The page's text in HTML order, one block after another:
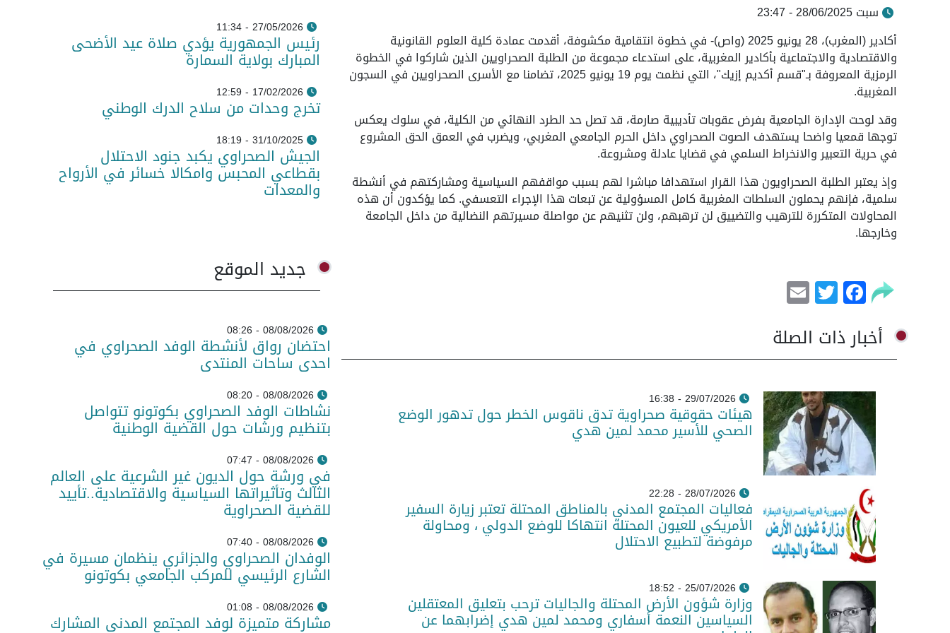
سبت 28/06/2025 - 23:47
أكادير (المغرب)، 28 يونيو 2025 (واص)- في خطوة انتقامية مكشوفة، أقدمت عمادة كلية العلوم القانونية
والاقتصادية والاجتماعية بأكادير المغربية، على استدعاء مجموعة من الطلبة الصحراويين الذين شاركوا في الخطوة
الرمزية المعروفة بـ"قسم أكديم إزيك"، التي نظمت يوم 19 يونيو 2025، تضامنا مع الأسرى الصحراويين في السجون
المغربية.
وقد لوحت الإدارة الجامعية بفرض عقوبات تأديبية صارمة، قد تصل حد الطرد النهائي من الكلية، في سلوك يعكس
توجها قمعيا واضحا يستهدف الصوت الصحراوي داخل الحرم الجامعي المغربي، ويضرب في العمق الحق المشروع
في حرية التعبير والانخراط السلمي في قضايا عادلة ومشروعة.
وإذ يعتبر الطلبة الصحراويون هذا القرار استهدافا مباشرا لهم بسبب مواقفهم السياسية ومشاركتهم في أنشطة
سلمية، فإنهم يحملون السلطات المغربية كامل المسؤولية عن تبعات هذا الإجراء التعسفي. كما يؤكدون أن هذه
المحاولات المتكررة للترهيب والتضييق لن ترهبهم، ولن تثنيهم عن مواصلة مسيرتهم النضالية من داخل الجامعة
وخارجها.
Facebook
Twitter
أخبار ذات الصلة
29/07/2026 - 16:38
هيئات حقوقية صحراوية تدق ناقوس الخطر حول تدهور الوضع
الصحي للأسير محمد لمين هدي
28/07/2026 - 22:28
فعاليات المجتمع المدني بالمناطق المحتلة تعتبر زيارة السفير
الأمريكي للعيون المحتلة انتهاكا للوضع الدولي ، ومحاولة
مرفوضة لتطبيع الاحتلال
25/07/2026 - 18:52
وزارة شؤون الأرض المحتلة والجاليات ترحب بتعليق المعتقلين
السياسين النعمة أسفاري ومحمد لمين هدي إضرابهما عن
27/05/2026 - 11:34
رئيس الجمهورية يؤدي صلاة عيد الأضحى
المبارك بولاية السمارة
17/02/2026 - 12:59
تخرج وحدات من سلاح الدرك الوطني
31/10/2025 - 18:19
الجيش الصحراوي يكبد جنود الاحتلال
بقطاعي المحبس وامكالا خسائر في الأرواح
والمعدات
جديد الموقع
08/08/2026 - 08:26
احتضان رواق لأنشطة الوفد الصحراوي في
احدى ساحات المنتدى
08/08/2026 - 08:20
نشاطات الوفد الصحراوي بكوتونو تتواصل
بتنظيم ورشات حول القضية الوطنية
08/08/2026 - 07:47
في ورشة حول الديون غير الشرعية على العالم
الثالث وتأثيراتها السياسية والاقتصادية..تأييد
للقضية الصحراوية
08/08/2026 - 07:40
الوفدان الصحراوي والجزائري ينظمان مسيرة في
الشارع الرئيسي للمركب الجامعي بكوتونو
08/08/2026 - 01:08
مشاركة متميزة لوفد المجتمع المدني المشارك